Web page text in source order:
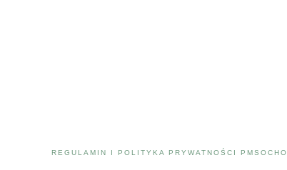
REGULAMIN I POLITYKA PRYWATNOŚCI PMSOCHO